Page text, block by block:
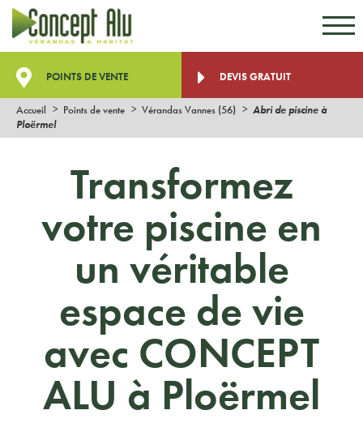
POINTS DE VENTE DEVIS GRATUIT
Accueil Points de vente Vérandas Vannes (56)
Abri de piscine à
Ploërmel
Transformez
votre piscine en
un véritable
espace de vie
avec CONCEPT
ALU à Ploërmel